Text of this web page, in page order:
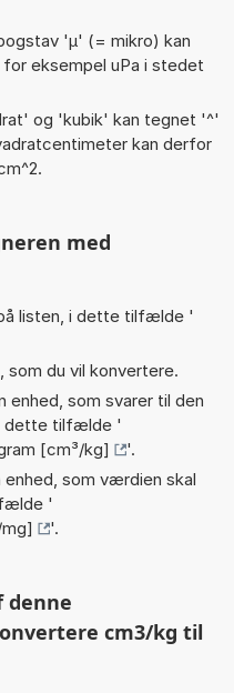
'µ' (= mikro) kan
eksempel uPa i stedet
og 'kubik' kan tegnet '^'
kan derfor
med
listen, i dette tilfælde '
du vil konvertere.
enhed, som svarer til den
dette tilfælde '
[cm³/kg]
'.
som værdien skal
'
'.
denne
cm3/kg til